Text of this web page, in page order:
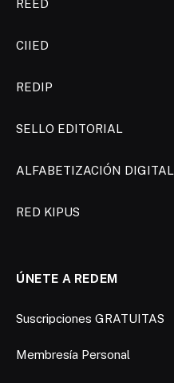
REED
CIIED
REDIP
SELLO EDITORIAL
ALFABETIZACIÓN DIGITAL
RED KIPUS
ÚNETE A REDEM
Suscripciones GRATUITAS
Membresía Personal